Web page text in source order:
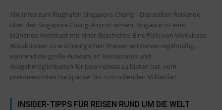
Alle Infos zum Flughafen Singapore Changi - Das sollten Reisende
über den Singapore Changi Airport wissen. Singapur ist eine
blühende Weltstadt mit einer Geschichte. Eine Fülle von Weltklasse-
Attraktionen zu erschwinglichen Preisen entstehen regelmäßig,
während die große Auswahl an Restaurants und
Ausgehmöglichkeiten für jeden etwas zu bieten hat, vom
preisbewussten Backpacker bis zum rollenden Milliardär!
INSIDER-TIPPS FÜR REISEN RUND UM DIE WELT